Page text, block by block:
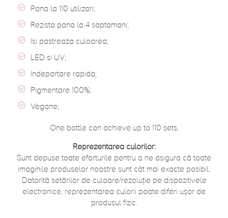
Pana la 110 utilizari;
Rezista pana la 4 saptamani;
Isi pastreaza culoarea;
LED si UV;
Indepartare rapida;
Pigmentare 100%;
Vegane;
One bottle can achieve up to 110 sets.
Reprezentarea culorilor:
Sunt depuse toate eforturile pentru a ne asigura că toate
imaginile produselor noastre sunt cât mai exacte posibil.
Datorită setărilor de culoare/rezoluție pe dispozitivele
electronice, reprezentarea culorii poate diferi ușor de
produsul fizic.